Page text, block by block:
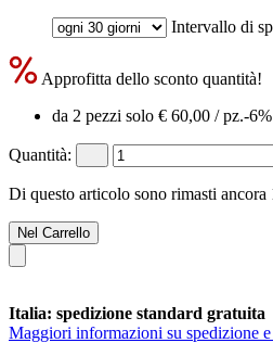
Intervallo di
Approfitta dello sconto quantità!
da 2 pezzi solo € 60,00 / pz.-6%
Quantità:
Di questo articolo sono rimasti
Nel Carrello
Italia: spedizione standard gratuita
Maggiori informazioni su spedizione e